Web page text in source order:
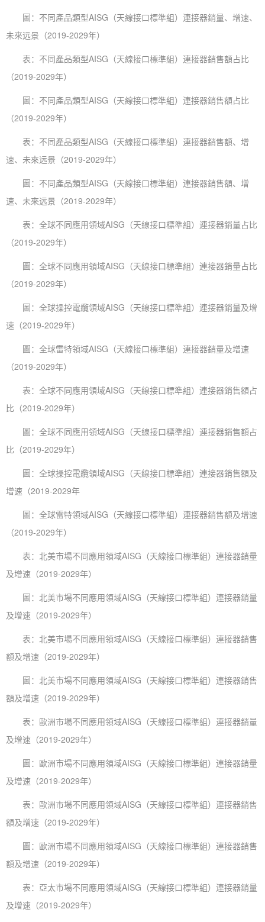
圖：不同產品類型AISG（天線接口標準組）連接器銷量、增速、
未來远景（2019-2029年）
表：不同產品類型AISG（天線接口標準組）連接器銷售額占比
（2019-2029年）
圖：不同產品類型AISG（天線接口標準組）連接器銷售額占比
（2019-2029年）
表：不同產品類型AISG（天線接口標準組）連接器銷售額、增
速、未來远景（2019-2029年）
圖：不同產品類型AISG（天線接口標準組）連接器銷售額、增
速、未來远景（2019-2029年）
表：全球不同應用領域AISG（天線接口標準組）連接器銷量占比
（2019-2029年）
圖：全球不同應用領域AISG（天線接口標準組）連接器銷量占比
（2019-2029年）
圖：全球操控電纜領域AISG（天線接口標準組）連接器銷量及增
速（2019-2029年）
圖：全球雷特領域AISG（天線接口標準組）連接器銷量及增速
（2019-2029年）
表：全球不同應用領域AISG（天線接口標準組）連接器銷售額占
比（2019-2029年）
圖：全球不同應用領域AISG（天線接口標準組）連接器銷售額占
比（2019-2029年）
圖：全球操控電纜領域AISG（天線接口標準組）連接器銷售額及
增速（2019-2029年
圖：全球雷特領域AISG（天線接口標準組）連接器銷售額及增速
（2019-2029年）
表：北美市場不同應用領域AISG（天線接口標準組）連接器銷量
及增速（2019-2029年）
圖：北美市場不同應用領域AISG（天線接口標準組）連接器銷量
及增速（2019-2029年）
表：北美市場不同應用領域AISG（天線接口標準組）連接器銷售
額及增速（2019-2029年）
圖：北美市場不同應用領域AISG（天線接口標準組）連接器銷售
額及增速（2019-2029年）
表：歐洲市場不同應用領域AISG（天線接口標準組）連接器銷量
及增速（2019-2029年）
圖：歐洲市場不同應用領域AISG（天線接口標準組）連接器銷量
及增速（2019-2029年）
表：歐洲市場不同應用領域AISG（天線接口標準組）連接器銷售
額及增速（2019-2029年）
圖：歐洲市場不同應用領域AISG（天線接口標準組）連接器銷售
額及增速（2019-2029年）
表：亞太市場不同應用領域AISG（天線接口標準組）連接器銷量
及增速（2019-2029年）